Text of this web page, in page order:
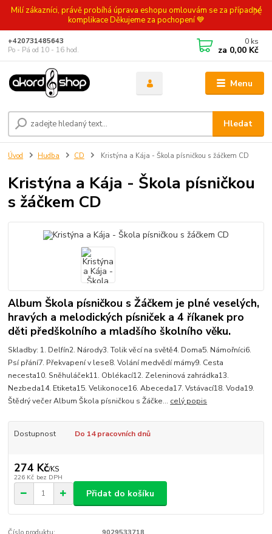
Milí zákazníci, právě probíhá úprava eshopu omlouvám se za případné
komplikace Děkujeme za pochopení 💙
Menu
Hledat
+420731485643
Po - Pá od 10 - 16 hod.
0 ks
za 0,00 Kč
Úvod Hudba CD Kristýna a Kája - Škola písničkou s žáčkem CD
Kristýna a Kája - Škola písničkou
s žáčkem CD
Album Škola písničkou s Žáčkem je plné veselých,
hravých a melodických písniček a 4 říkanek pro
děti předškolního a mladšího školního věku.
Skladby: 1. Delfín2. Národy3. Tolik věcí na světě4. Doma5. Námořníci6.
Psí přání7. Překvapení v lese8. Volání medvědí mámy9. Cesta
necesta10. Sněhuláček11. Oblékací12. Zeleninová zahrádka13.
Nezbeda14. Etiketa15. Velikonoce16. Abeceda17. Vstávací18. Voda19.
Štědrý večer Album Škola písničkou s Žáčke... celý popis
Dostupnost Do 14 pracovních dnů
274 Kč/KS
226 Kč bez DPH
Přidat do košíku